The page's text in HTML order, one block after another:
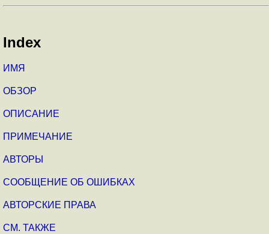
Index
ИМЯ
ОБЗОР
ОПИСАНИЕ
ПРИМЕЧАНИЕ
АВТОРЫ
СООБЩЕНИЕ ОБ ОШИБКАХ
АВТОРСКИЕ ПРАВА
СМ. ТАКЖЕ